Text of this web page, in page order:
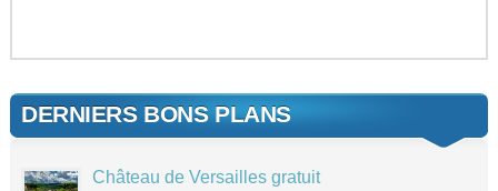
DERNIERS BONS PLANS
Château de Versailles gratuit